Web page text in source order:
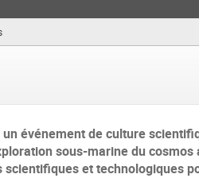
êtes
événement de culture
sous-marine du
et technologiques